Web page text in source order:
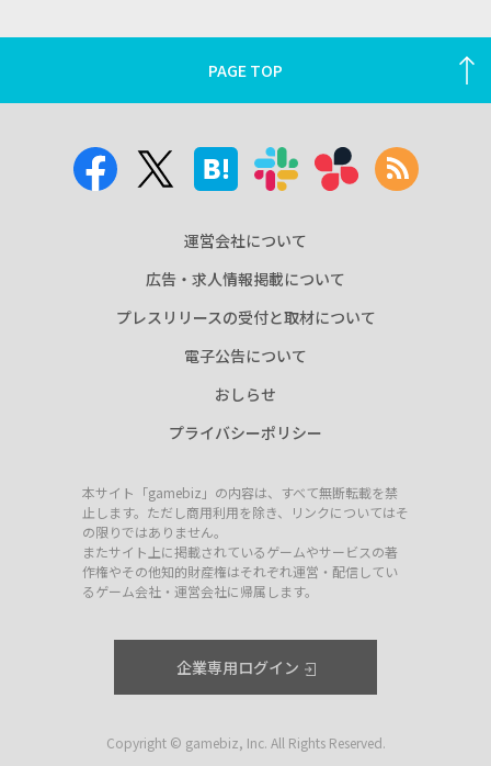
PAGE TOP
運営会社について
広告・求人情報掲載について
プレスリリースの受付と取材について
電子公告について
おしらせ
プライバシーポリシー
本サイト「gamebiz」の内容は、すべて無断転載を禁
止します。ただし商用利用を除き、リンクについてはそ
の限りではありません。
またサイト上に掲載されているゲームやサービスの著
作権やその他知的財産権はそれぞれ運営・配信してい
るゲーム会社・運営会社に帰属します。
企業専用ログイン
Copyright © gamebiz, Inc. All Rights Reserved.